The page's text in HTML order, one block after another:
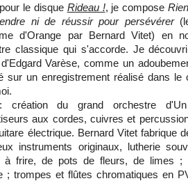
le disque Rideau !, je compose
ni de réussir pour persévérer
d'Orange par Bernard Vitet) en
classique qui s'accorde. Je
d'Edgard Varèse, comme un
sur un enregistrement réalisé dans
création du grand orchestre
aux cordes, cuivres et
électrique. Bernard Vitet fabrique
instruments originaux, lutherie
à frire, de pots de fleurs, de limes ;
; trompes et flûtes chromatiques en